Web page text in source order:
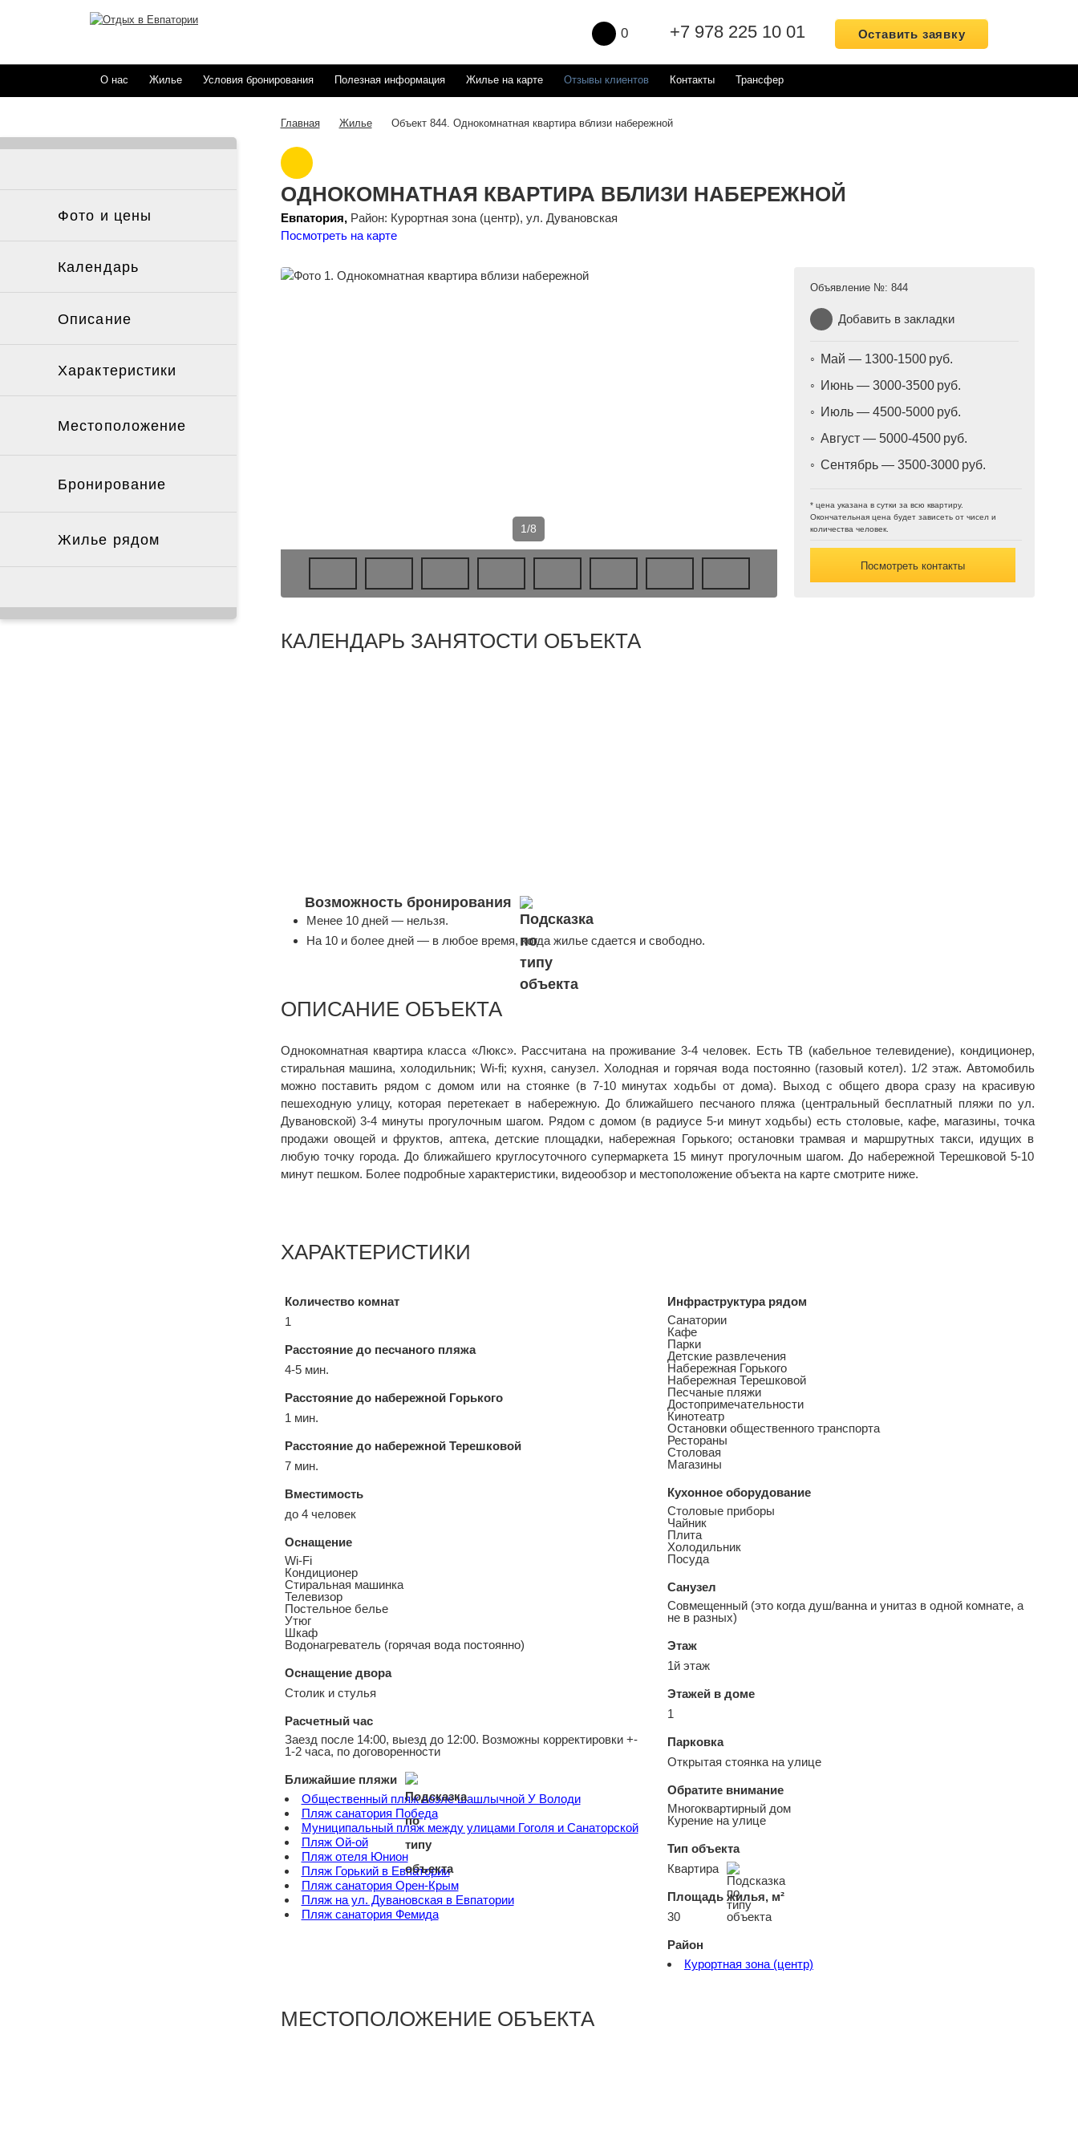
Оставить заявку
+7 978 225 10 01
0
О нас Жилье Условия бронирования Полезная информация Жилье на карте Отзывы клиентов Контакты Трансфер
Фото и цены
Календарь
Описание
Характеристики
Местоположение
Бронирование
Жилье рядом
Главная Жилье Объект 844. Однокомнатная квартира вблизи набережной
ОДНОКОМНАТНАЯ КВАРТИРА ВБЛИЗИ НАБЕРЕЖНОЙ
Евпатория,Район: Курортная зона (центр), ул. Дувановская
Посмотреть на карте
1/8
Объявление №: 844
Добавить в закладки
Май — 1300-1500
Июнь — 3000-3500
Июль — 4500-5000
Август — 5000-4500
Сентябрь — 3500-3000
* цена указана в сутки за всю квартиру.
Окончательная цена будет зависеть от чисел и
количества человек.
Посмотреть контакты
КАЛЕНДАРЬ ЗАНЯТОСТИ ОБЪЕКТА
Возможность бронирования
Менее 10 дней — нельзя.
На 10 и более дней — в любое время, когда жилье сдается и свободно.
ОПИСАНИЕ ОБЪЕКТА
Однокомнатная квартира класса «Люкс». Рассчитана на проживание 3-4 человек. Есть ТВ (кабельное телевидение), кондиционер,
стиральная машина, холодильник; Wi-fi; кухня, санузел. Холодная и горячая вода постоянно (газовый котел). 1/2 этаж. Автомобиль
можно поставить рядом с домом или на стоянке (в 7-10 минутах ходьбы от дома). Выход с общего двора сразу на красивую
пешеходную улицу, которая перетекает в набережную. До ближайшего песчаного пляжа (центральный бесплатный пляжи по ул.
Дувановской) 3-4 минуты прогулочным шагом. Рядом с домом (в радиусе 5-и минут ходьбы) есть столовые, кафе, магазины, точка
продажи овощей и фруктов, аптека, детские площадки, набережная Горького; остановки трамвая и маршрутных такси, идущих в
любую точку города. До ближайшего круглосуточного супермаркета 15 минут прогулочным шагом. До набережной Терешковой 5-10
минут пешком. Более подробные характеристики, видеообзор и местоположение объекта на карте смотрите ниже.
ХАРАКТЕРИСТИКИ
Количество комнат
1
Расстояние до песчаного пляжа
4-5 мин.
Расстояние до набережной Горького
1 мин.
Расстояние до набережной Терешковой
7 мин.
Вместимость
до 4 человек
Оснащение
Wi-Fi
Кондиционер
Стиральная машинка
Телевизор
Постельное белье
Утюг
Шкаф
Водонагреватель (горячая вода постоянно)
Оснащение двора
Столик и стулья
Расчетный час
Заезд после 14:00, выезд до 12:00. Возможны корректировки +-
1-2 часа, по договоренности
Ближайшие пляжи
Общественный пляж возле шашлычной У Володи
Пляж санатория Победа
Муниципальный пляж между улицами Гоголя и Санаторской
Пляж Ой-ой
Пляж отеля Юнион
Пляж Горький в Евпатории
Пляж санатория Орен-Крым
Пляж на ул. Дувановская в Евпатории
Пляж санатория Фемида
Инфраструктура рядом
Санатории
Кафе
Парки
Детские развлечения
Набережная Горького
Набережная Терешковой
Песчаные пляжи
Достопримечательности
Кинотеатр
Остановки общественного транспорта
Рестораны
Столовая
Магазины
Кухонное оборудование
Столовые приборы
Чайник
Плита
Холодильник
Посуда
Санузел
Совмещенный (это когда душ/ванна и унитаз в одной комнате, а
не в разных)
Этаж
1й этаж
Этажей в доме
1
Парковка
Открытая стоянка на улице
Обратите внимание
Многоквартирный дом
Курение на улице
Тип объекта
Квартира
Площадь жилья, м²
30
Район
Курортная зона (центр)
МЕСТОПОЛОЖЕНИЕ ОБЪЕКТА